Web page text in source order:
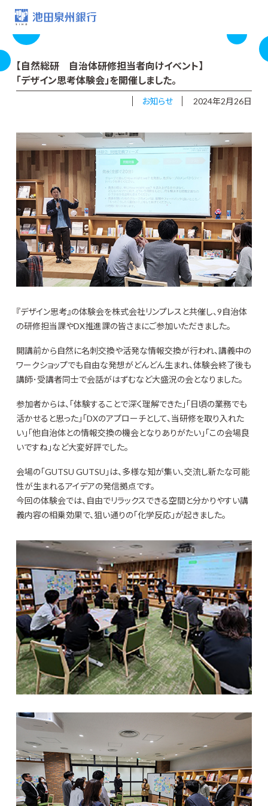
【自然総研 自治体研修担当者向けイベント】
「デザイン思考体験会」を開催しました。
お知らせ 2024年2月26日
『デザイン思考』の体験会を株式会社リンプレスと共催し、9自治体
の研修担当課やDX推進課の皆さまにご参加いただきました。
開講前から自然に名刺交換や活発な情報交換が行われ、講義中の
ワークショップでも自由な発想がどんどん生まれ、体験会終了後も
講師･受講者同士で会話がはずむなど大盛況の会となりました。
参加者からは、「体験することで深く理解できた」「日頃の業務でも
活かせると思った」「DXのアプローチとして、当研修を取り入れた
い」「他自治体との情報交換の機会となりありがたい」「この会場良
いですね」など大変好評でした。
会場の「GUTSU GUTSU」は、多様な知が集い、交流し新たな可能
性が生まれるアイデアの発信拠点です。
今回の体験会では、自由でリラックスできる空間と分かりやすい講
義内容の相乗効果で、狙い通りの「化学反応」が起きました。